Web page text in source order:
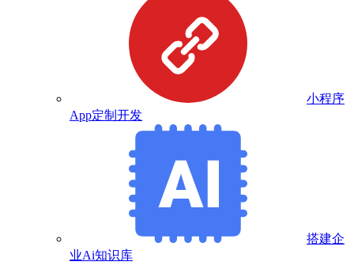
小程序
App定制开发
搭建企
业Ai知识库